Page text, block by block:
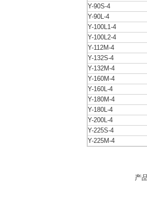
Y-90S-4
Y-90L-4
Y-100L1-4
Y-100L2-4
Y-112M-4
Y-132S-4
Y-132M-4
Y-160M-4
Y-160L-4
Y-180M-4
Y-180L-4
Y-200L-4
Y-225S-4
Y-225M-4
产